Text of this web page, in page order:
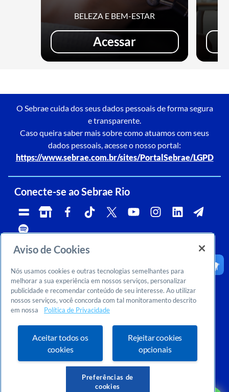
BELEZA E BEM-ESTAR
Acessar
O Sebrae cuida dos seus dados pessoais de forma segura
e transparente.
Caso queira saber mais sobre como atuamos com seus
dados pessoais, acesse o nosso portal:
https://www.sebrae.com.br/sites/PortalSebrae/LGPD
Conecte-se ao Sebrae Rio
Telefone:
0800 570 0800
Whatsapp e Telegram:
(21)96576-7825
Ouvidoria:
CNPJ:
29.737.103/0001-10
Email:
falesebraerio@rj.sebrae.com.br
Sebrae Inteligência de Mercado
Dúvidas? Consulte o FAQOu entre em contato conosco:
Aviso de Cookies
Nós usamos cookies e outras tecnologias semelhantes para
melhorar a sua experiência em nossos serviços, personalizar
publicidade e recomendar conteúdo de seu interesse. Ao utilizar
nossos serviços, você concorda com tal monitoramento descrito
em nossa
Política de Privacidade
Aceitar todos os
cookies
Rejeitar cookies
opcionais
Preferências de
cookies